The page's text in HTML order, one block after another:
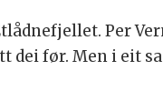
Per
dei før. Men i eit